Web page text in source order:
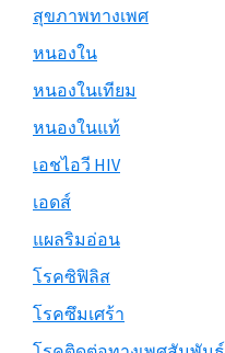
สุขภาพทางเพศ
หนองใน
หนองในเทียม
หนองในแท้
เอชไอวี HIV
เอดส์
แผลริมอ่อน
โรคซิฟิลิส
โรคซึมเศร้า